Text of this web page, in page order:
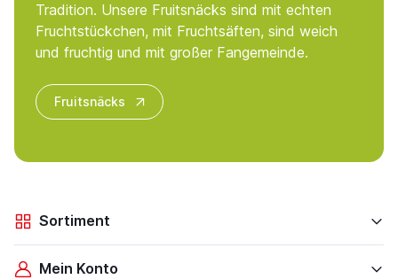
Tradition. Unsere Fruitsnäcks sind mit echten
Fruchtstückchen, mit Fruchtsäften, sind weich
und fruchtig und mit großer Fangemeinde.
Fruitsnäcks
Sortiment
Mein Konto